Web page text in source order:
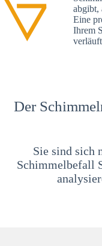
abgibt,
Eine
Ihrem
Der
Sie sind sich
Schimmelbefall